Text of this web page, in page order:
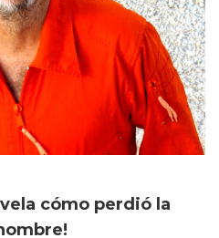
cómo perdió la